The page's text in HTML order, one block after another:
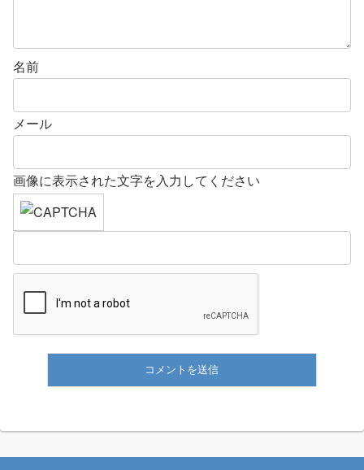
名前
メール
画像に表示された文字を入力してください